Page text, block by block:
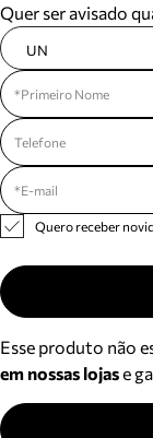
Quer ser avisado
UN
Quero receber
Esse produto não
em nossas lojase